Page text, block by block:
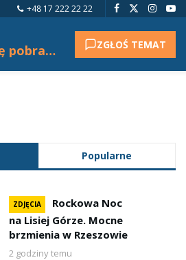
+48 17 222 22 22
Nie udało się pobrać tytułu. ZGŁOŚ TEMAT
Popularne
ZDJĘCIA
Rockowa Noc
na Lisiej Górze. Mocne
brzmienia w Rzeszowie
2 godziny temu